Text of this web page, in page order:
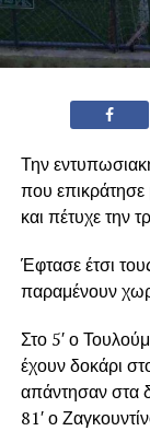
Την
που
και πέτυχε την
Έφτασε έτσι
παραμένουν
Στο 5′ ο
έχουν δοκάρι
απάντησαν στα
81′ ο